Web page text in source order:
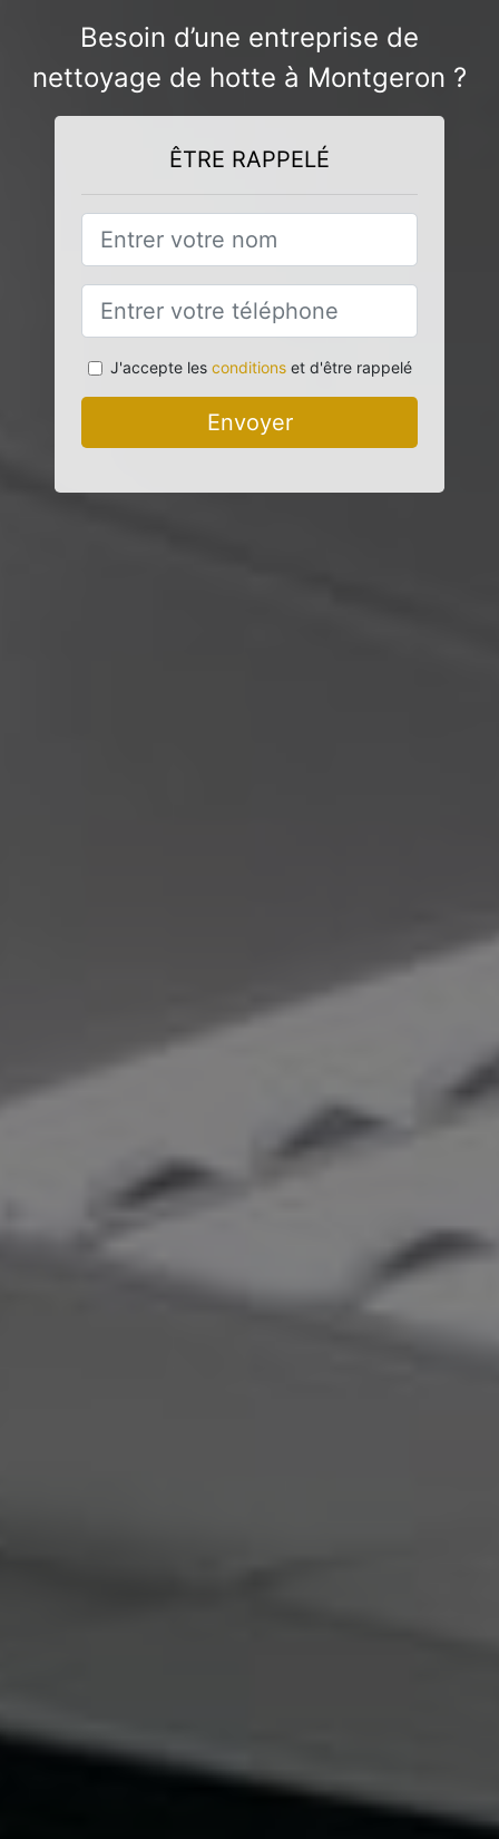
Besoin d’une entreprise de
nettoyage de hotte à Montgeron ?
ÊTRE RAPPELÉ
J'accepte les conditionset d'être rappelé
Envoyer